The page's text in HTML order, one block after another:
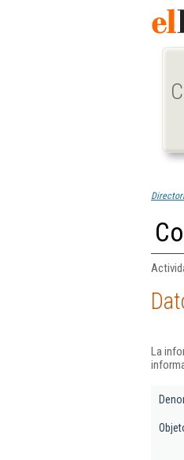
La